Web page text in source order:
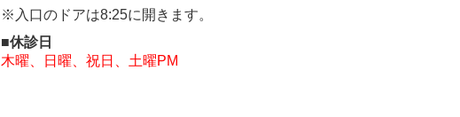
※入口のドアは8:25に開きます。
■休診日
木曜、日曜、祝日、 土曜PM